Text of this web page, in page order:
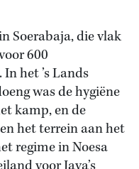
Soerabaja, die vlak
600
het ’s Lands
was de hygiëne
kamp, en de
het terrein aan het
regime in Noesa